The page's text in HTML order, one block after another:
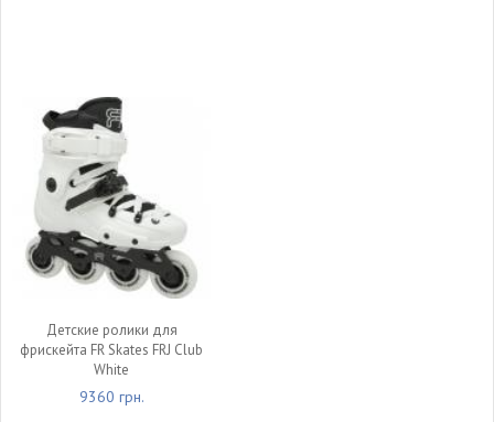
Детские ролики для
фрискейта FR Skates FRJ Club
White
9360 грн.